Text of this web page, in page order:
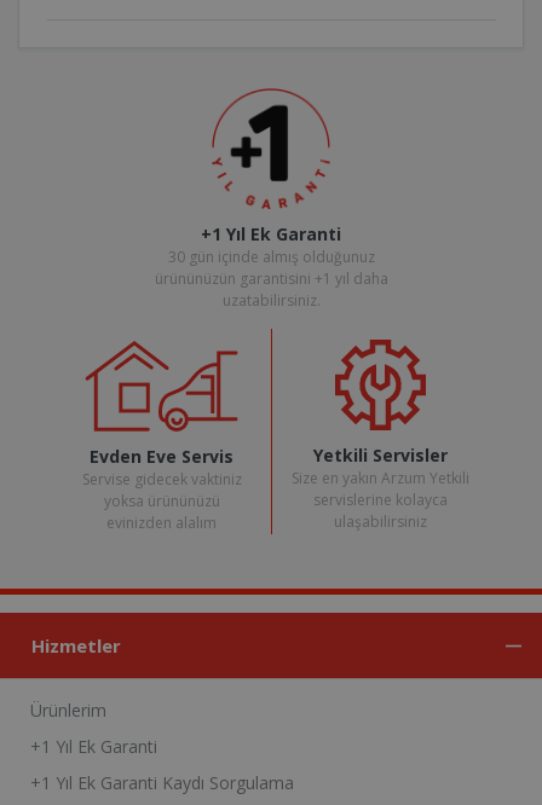
+1 Yıl Ek Garanti
30 gün içinde almış olduğunuz
ürününüzün garantisini +1 yıl daha
uzatabilirsiniz.
Evden Eve Servis
Servise gidecek vaktiniz
yoksa ürününüzü
evinizden alalım
Yetkili Servisler
Size en yakın Arzum Yetkili
servislerine kolayca
ulaşabilirsiniz
Hizmetler
Ürünlerim
+1 Yıl Ek Garanti
+1 Yıl Ek Garanti Kaydı Sorgulama